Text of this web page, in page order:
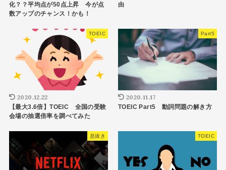
化？？平均点が50点上昇 今が点
数アップのチャンス！かも！
由
TOEIC
2020.12.22
【最大3.6倍】TOEIC 全国の受験
会場の抽選倍率を調べてみた
Part5
2020.11.17
TOEIC Part5 動詞問題の解き方
息抜き TOEIC